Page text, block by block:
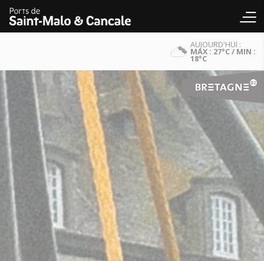
AUJOURD'HUI :
MAX : 27°C / MIN :
18°C